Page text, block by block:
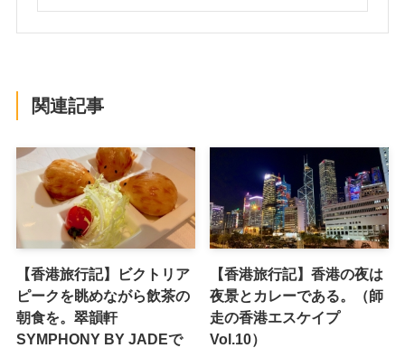
関連記事
【香港旅行記】ビクトリア
ピークを眺めながら飲茶の
朝食を。翠韻軒
SYMPHONY BY JADEで
【香港旅行記】香港の夜は
夜景とカレーである。（師
走の香港エスケイプ
Vol.10）